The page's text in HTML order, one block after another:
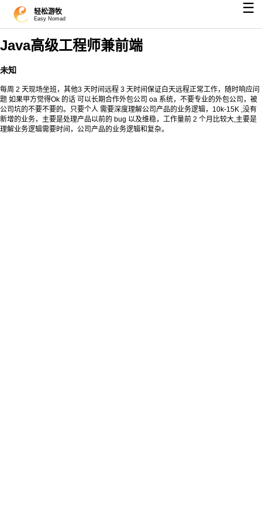
轻松游牧
Easy Nomad
☰
Java高级工程师兼前端
未知
每周 2 天现场坐班，其他3 天时间远程 3 天时间保证白天远程正常工作，随时响应问
题 如果甲方觉得Ok 的话 可以长期合作外包公司 oa 系统，不要专业的外包公司，被
公司坑的不要不要的。只要个人 需要深度理解公司产品的业务逻辑，10k-15K ,没有
新增的业务，主要是处理产品以前的 bug 以及维稳，工作量前 2 个月比较大,主要是
理解业务逻辑需要时间，公司产品的业务逻辑和复杂。